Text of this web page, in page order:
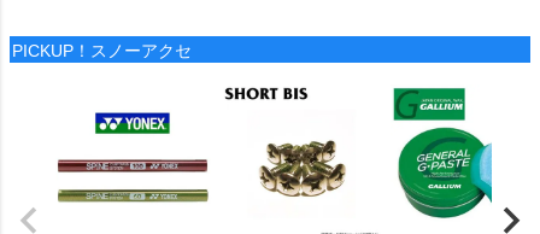
PICKUP！スノーアクセ